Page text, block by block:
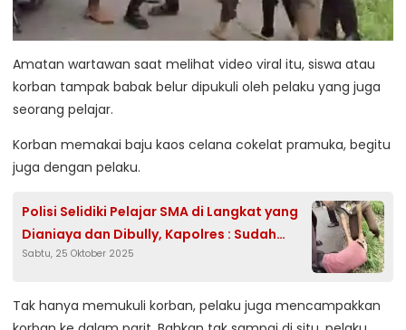
Amatan wartawan saat melihat video viral itu, siswa atau
korban tampak babak belur dipukuli oleh pelaku yang juga
seorang pelajar.
Korban memakai baju kaos celana cokelat pramuka, begitu
juga dengan pelaku.
Polisi Selidiki Pelajar SMA di Langkat yang
Dianiaya dan Dibully, Kapolres : Sudah
Kami Monitor
Sabtu, 25 Oktober 2025
Tak hanya memukuli korban, pelaku juga mencampakkan